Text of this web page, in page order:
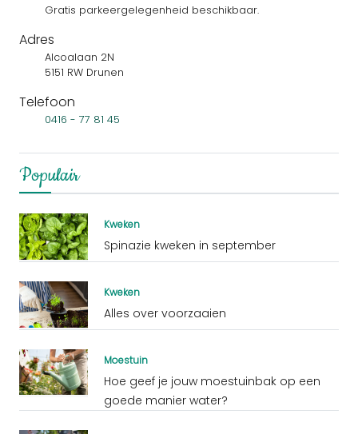
Gratis parkeergelegenheid beschikbaar.
Adres
Alcoalaan 2N
5151 RW Drunen
Telefoon
0416 - 77 81 45
Populair
Kweken
Spinazie kweken in september
Kweken
Alles over voorzaaien
Moestuin
Hoe geef je jouw moestuinbak op een
goede manier water?